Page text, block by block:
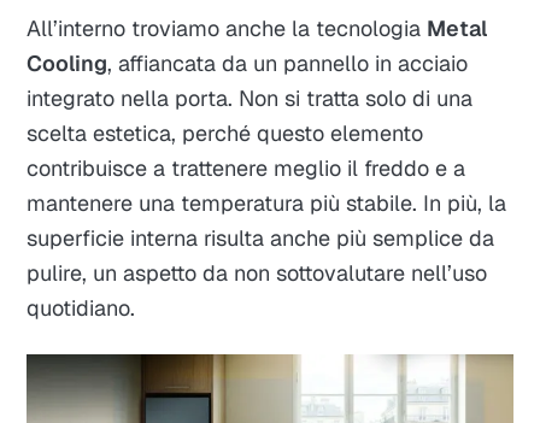
All’interno troviamo anche la tecnologia Metal
Cooling, affiancata da un pannello in acciaio
integrato nella porta. Non si tratta solo di una
scelta estetica, perché questo elemento
contribuisce a trattenere meglio il freddo e a
mantenere una temperatura più stabile. In più, la
superficie interna risulta anche più semplice da
pulire, un aspetto da non sottovalutare nell’uso
quotidiano.